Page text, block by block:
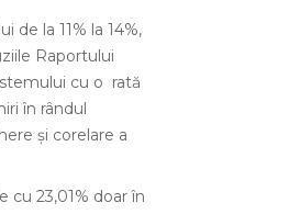
la 11% la 14%,
Raportului
cu o rată
în rândul
și corelare a
cu 23,01% doar în